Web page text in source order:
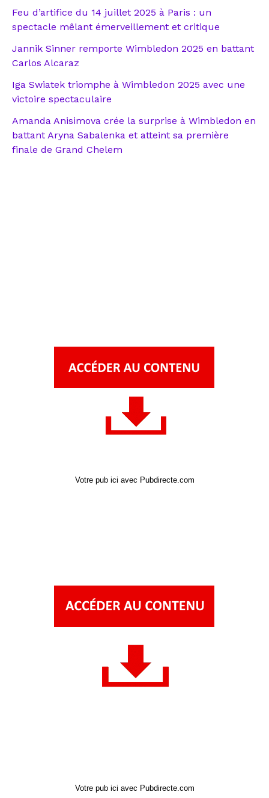
Feu d’artifice du 14 juillet 2025 à Paris : un
spectacle mêlant émerveillement et critique
Jannik Sinner remporte Wimbledon 2025 en battant
Carlos Alcaraz
Iga Swiatek triomphe à Wimbledon 2025 avec une
victoire spectaculaire
Amanda Anisimova crée la surprise à Wimbledon en
battant Aryna Sabalenka et atteint sa première
finale de Grand Chelem
Votre pub ici avec Pubdirecte.com
Votre pub ici avec Pubdirecte.com